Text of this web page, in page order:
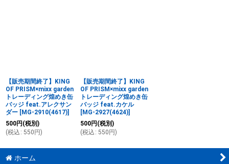
【販売期間終了】KING
OF PRISM×mixx garden
トレーディング煌めき缶
バッジ feat.アレクサン
ダー [MG-2910(4617)]
500円 (税別)
(税込 : 550 円)
【販売期間終了】KING
OF PRISM×mixx garden
トレーディング煌めき缶
バッジ feat.カケル
[MG-2927(4624)]
500円 (税別)
(税込 : 550 円)
ホーム